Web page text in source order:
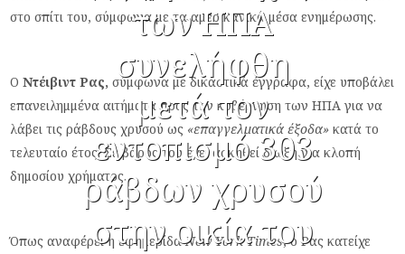
των ΗΠΑ
συνελήφθη
μετά τον
εντοπισμό 303
ράβδων χρυσού
στην οικία του
στο σπίτι του, σύμφωνα με τα αμερικανικά μέσα ενημέρωσης.
ΟΝτέιβιντ Ρας, σύμφωνα με δικαστικά έγγραφα, είχε υποβάλει
επανειλημμένα αιτήματα προς την κυβέρνηση των ΗΠΑ για να
λάβει τις ράβδους χρυσού ως «επαγγελματικά έξοδα» κατά το
τελευταίο έτος. Σε βάρος του έχει ασκηθεί δίωξη για κλοπή
δημοσίου χρήματος.
Όπως αναφέρει η εφημερίδαNew York Times, ο Ρας κατείχε